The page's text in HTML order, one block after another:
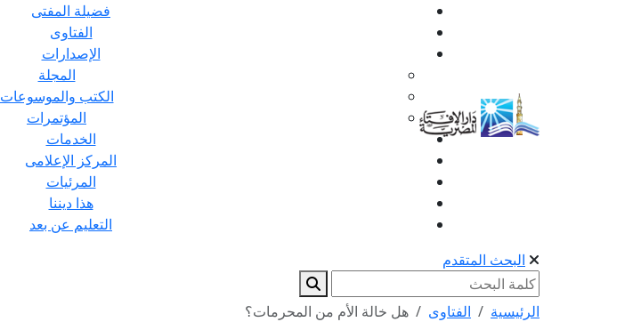
فضيلة المفتى
الفتاوى
الإصدارات
المجلة
الكتب والموسوعات
المؤتمرات
الخدمات
المركز الإعلامى
المرئيات
هذا ديننا
التعليم عن بعد
البحث المتقدم
الرئيسية الفتاوى هل خالة الأم من المحرمات؟